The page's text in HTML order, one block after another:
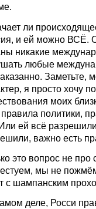
ли
и ей можно ВСЁ.
никакие
любые
Заметьте,
я просто хочу
моих
правила политики,
ей всё
важно есть
это вопрос не
мы не
с шампанским
деле, Росси